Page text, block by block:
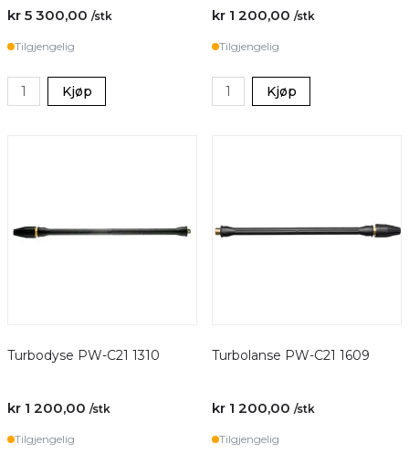
kr 5 300,00 /stk
Tilgjengelig
Kjøp
kr 1 200,00 /stk
Tilgjengelig
Kjøp
Turbodyse PW-C21 1310
kr 1 200,00 /stk
Tilgjengelig
Turbolanse PW-C21 1609
kr 1 200,00 /stk
Tilgjengelig